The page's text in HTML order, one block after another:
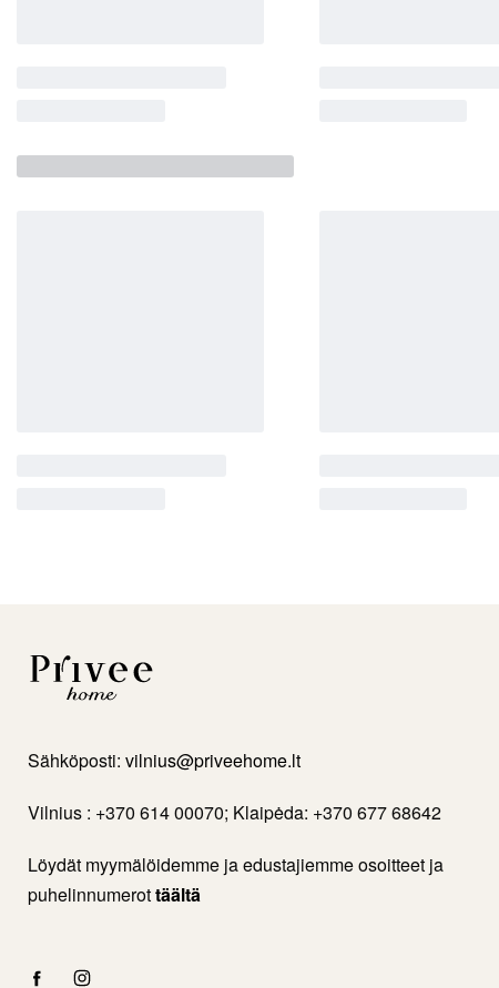
Sähköposti: vilnius@priveehome.lt
Vilnius : +370 614 00070; Klaipėda: +370 677 68642
Löydät myymälöidemme ja edustajiemme osoitteet ja
puhelinnumerottäältä